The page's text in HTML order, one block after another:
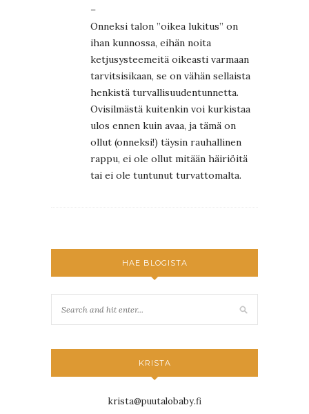
–
Onneksi talon ”oikea lukitus” on
ihan kunnossa, eihän noita
ketjusysteemeitä oikeasti varmaan
tarvitsisikaan, se on vähän sellaista
henkistä turvallisuudentunnetta.
Ovisilmästä kuitenkin voi kurkistaa
ulos ennen kuin avaa, ja tämä on
ollut (onneksi!) täysin rauhallinen
rappu, ei ole ollut mitään häiriöitä
tai ei ole tuntunut turvattomalta.
HAE BLOGISTA
KRISTA
krista@puutalobaby.fi